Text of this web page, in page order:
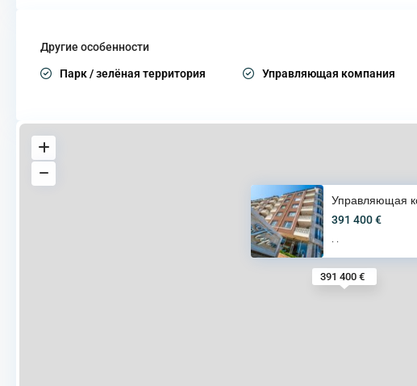
Другие особенности
Парк / зелёная территория Управляющая компания
391 400 €
Управляющая
391 400 €
· ·